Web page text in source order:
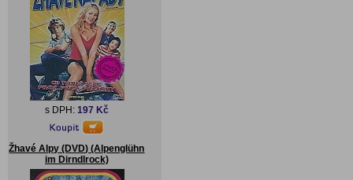
s DPH: 197 Kč
Žhavé Alpy (DVD) (Alpenglühn
im Dirndlrock)